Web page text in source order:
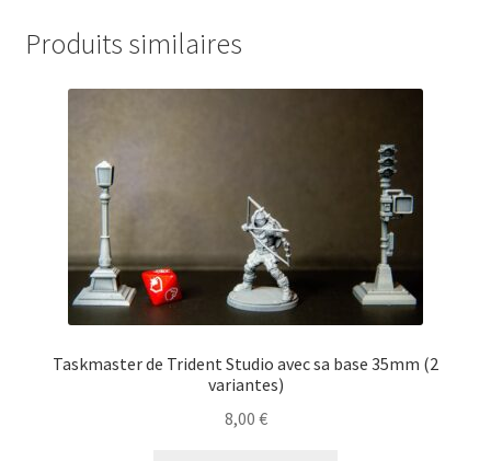
Produits similaires
Taskmaster de Trident Studio avec sa base 35mm (2
variantes)
8,00 €